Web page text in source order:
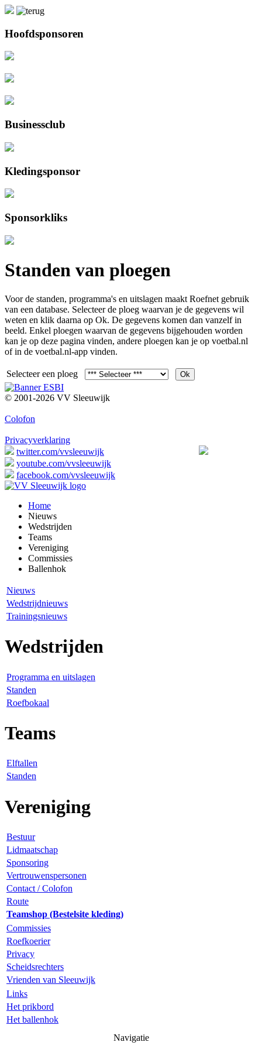
Hoofdsponsoren
Businessclub
Kledingsponsor
Sponsorkliks
Standen van ploegen
Voor de standen, programma's en uitslagen maakt Roefnet gebruik
van een database. Selecteer de ploeg waarvan je de gegevens wil
weten en klik daarna op Ok. De gegevens komen dan vanzelf in
beeld. Enkel ploegen waarvan de gegevens bijgehouden worden
kan je op deze pagina vinden, andere ploegen kan je op voetbal.nl
of in de voetbal.nl-app vinden.
Selecteer een ploeg
© 2001-2026 VV Sleeuwijk
Colofon
Privacyverklaring
twitter.com/vvsleeuwijk
youtube.com/vvsleeuwijk
facebook.com/vvsleeuwijk
Home
Nieuws
Wedstrijden
Teams
Vereniging
Commissies
Ballenhok
Nieuws
Wedstrijdnieuws
Trainingsnieuws
Wedstrijden
Programma en uitslagen
Standen
Roefbokaal
Teams
Elftallen
Standen
Vereniging
Bestuur
Lidmaatschap
Sponsoring
Vertrouwenspersonen
Contact / Colofon
Route
Teamshop (Bestelsite kleding)
Commissies
Roefkoerier
Privacy
Scheidsrechters
Vrienden van Sleeuwijk
Links
Het prikbord
Het ballenhok
Navigatie